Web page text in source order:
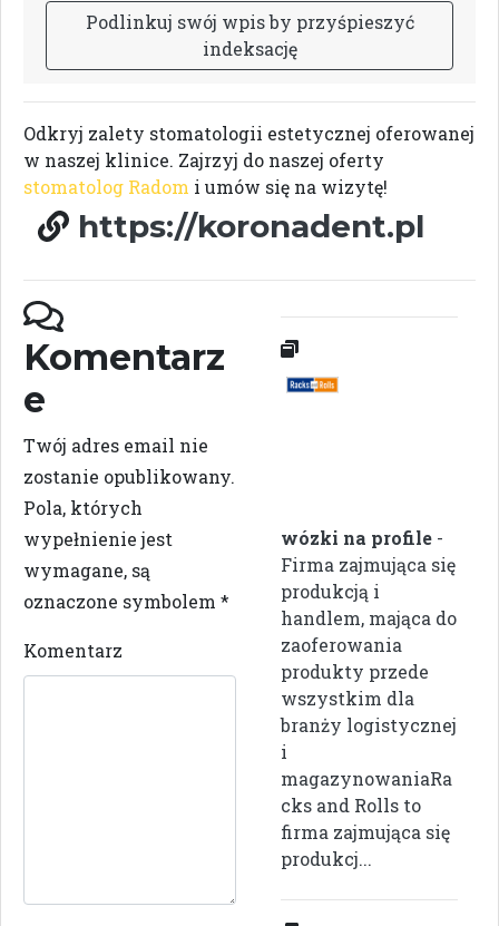
Podlinkuj swój wpisby przyśpieszyć
indeksację
Odkryj zalety stomatologii estetycznej oferowanej
w naszej klinice. Zajrzyj do naszej oferty
stomatolog Radom i umów się na wizytę!
https://koronadent.pl
Komentarz
e
Twój adres email nie
zostanie opublikowany.
Pola, których
wypełnienie jest
wymagane, są
oznaczone symbolem *
Komentarz
wózki na profile -
Firma zajmująca się
produkcją i
handlem, mająca do
zaoferowania
produkty przede
wszystkim dla
branży logistycznej
i
magazynowaniaRa
cks and Rolls to
firma zajmująca się
produkcj...